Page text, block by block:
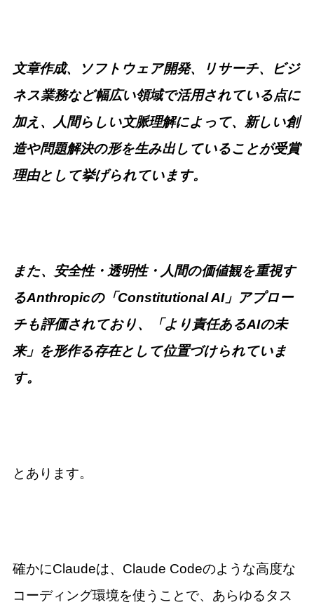
文章作成、ソフトウェア開発、リサーチ、ビジ
ネス業務など幅広い領域で活用されている点に
加え、人間らしい文脈理解によって、新しい創
造や問題解決の形を生み出していることが受賞
理由として挙げられています。
また、安全性・透明性・人間の価値観を重視す
るAnthropicの「Constitutional AI」アプロー
チも評価されており、「より責任あるAIの未
来」を形作る存在として位置づけられていま
す。
とあります。
確かにClaudeは、Claude Codeのような高度な
コーディング環境を使うことで、あらゆるタス